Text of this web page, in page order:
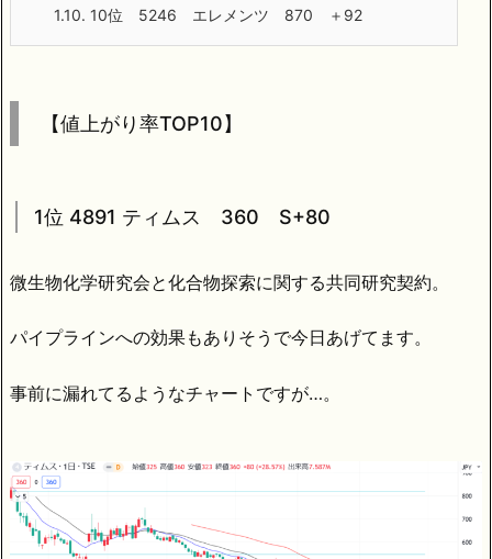
1.10. 10位 5246 エレメンツ 870 ＋92
【値上がり率TOP10】
1位 4891 ティムス 360 S+80
微生物化学研究会と化合物探索に関する共同研究契約。
パイプラインへの効果もありそうで今日あげてます。
事前に漏れてるようなチャートですが…。